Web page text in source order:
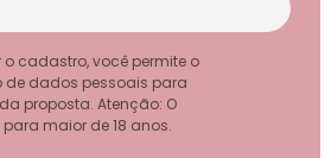
o cadastro, você permite o
de dados pessoais para
proposta. Atenção: O
maior de 18 anos.